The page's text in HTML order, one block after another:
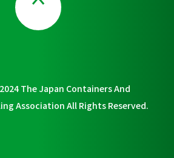
The Japan Containers And
Association All Rights Reserved.